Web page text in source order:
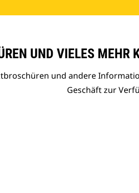
UND VIELES MEHR
und andere
Geschäft zur